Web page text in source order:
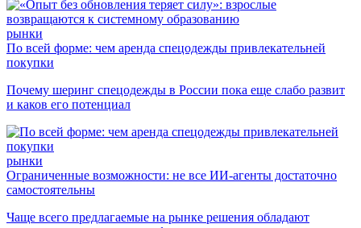
рынки
По всей форме: чем аренда спецодежды привлекательней
покупки
Почему шеринг спецодежды в России пока еще слабо развит
и каков его потенциал
рынки
Ограниченные возможности: не все ИИ-агенты достаточно
самостоятельны
Чаще всего предлагаемые на рынке решения обладают